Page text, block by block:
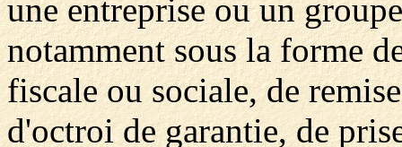
une entreprise ou un
notamment sous la forme
fiscale ou sociale, de
d'octroi de garantie, de